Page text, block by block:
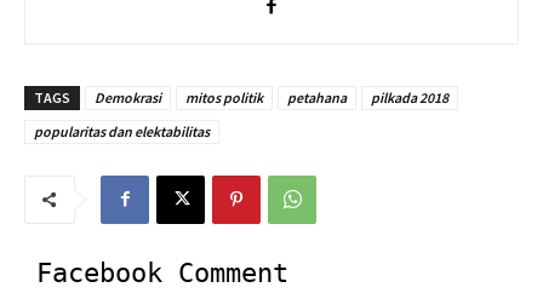
TAGS Demokrasi mitos politik petahana
pilkada 2018
popularitas dan elektabilitas
Facebook Comment